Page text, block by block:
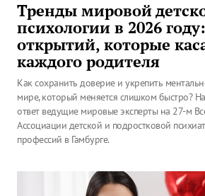
Тренды мировой
психологии в 2026
открытий, которые
каждого родителя
Как сохранить доверие и укрепить
мире, который меняется слишком быстро?
ответ ведущие мировые эксперты на 27-м
Ассоциации детской и подростковой
профессий в Гамбурге.